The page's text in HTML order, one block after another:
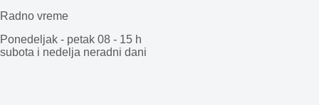
Radno vreme
Ponedeljak - petak 08 - 15 h
subota i nedelja neradni dani